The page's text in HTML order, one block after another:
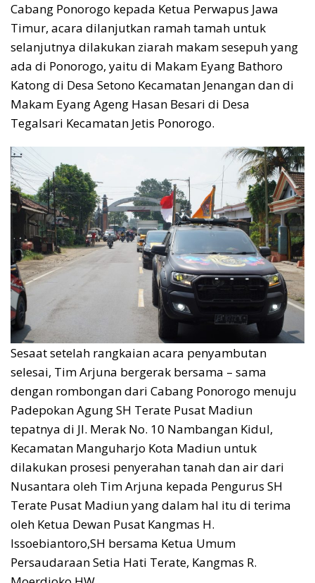
Cabang Ponorogo kepada Ketua Perwapus Jawa
Timur, acara dilanjutkan ramah tamah untuk
selanjutnya dilakukan ziarah makam sesepuh yang
ada di Ponorogo, yaitu di Makam Eyang Bathoro
Katong di Desa Setono Kecamatan Jenangan dan di
Makam Eyang Ageng Hasan Besari di Desa
Tegalsari Kecamatan Jetis Ponorogo.
Sesaat setelah rangkaian acara penyambutan
selesai, Tim Arjuna bergerak bersama – sama
dengan rombongan dari Cabang Ponorogo menuju
Padepokan Agung SH Terate Pusat Madiun
tepatnya di Jl. Merak No. 10 Nambangan Kidul,
Kecamatan Manguharjo Kota Madiun untuk
dilakukan prosesi penyerahan tanah dan air dari
Nusantara oleh Tim Arjuna kepada Pengurus SH
Terate Pusat Madiun yang dalam hal itu di terima
oleh Ketua Dewan Pusat Kangmas H.
Issoebiantoro,SH bersama Ketua Umum
Persaudaraan Setia Hati Terate, Kangmas R.